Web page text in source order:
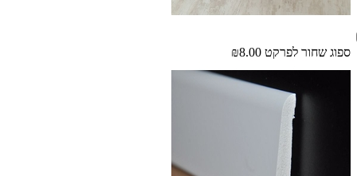
ספוג שחור לפרקט ₪8.00